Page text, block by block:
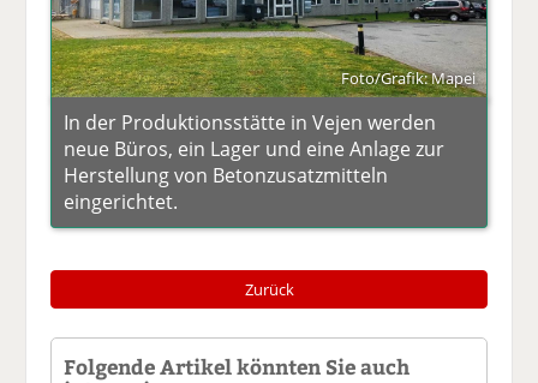
Foto/Grafik: Mapei
In der Produktionsstätte in Vejen werden
neue Büros, ein Lager und eine Anlage zur
Herstellung von Betonzusatzmitteln
eingerichtet.
Zurück
Folgende Artikel könnten Sie auch